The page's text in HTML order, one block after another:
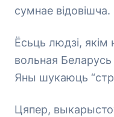
сумнае відовішча.
Ёсьць людзі, якім
вольная Беларусь
Яны шукаюць
Цяпер,